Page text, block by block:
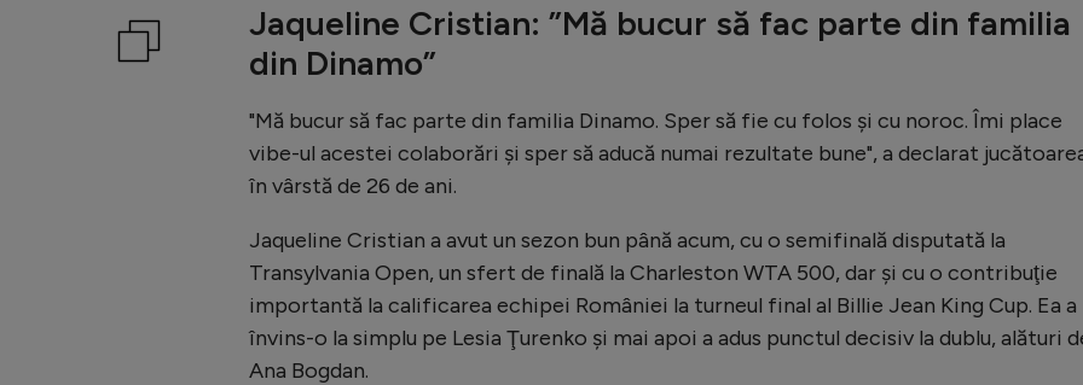
Jaqueline Cristian: ”Mă bucur să fac parte din familia
din Dinamo”
"Mă bucur să fac parte din familia Dinamo. Sper să fie cu folos şi cu noroc. Îmi place
vibe-ul acestei colaborări şi sper să aducă numai rezultate bune", a declarat
în vârstă de 26 de ani.
Jaqueline Cristian a avut un sezon bun până acum, cu o semifinală disputată la
Transylvania Open, un sfert de finală la Charleston WTA 500, dar şi cu o contribuţie
importantă la calificarea echipei României la turneul final al Billie Jean King Cup. Ea a
învins-o la simplu pe Lesia Ţurenko şi mai apoi a adus punctul decisiv la dublu, alături
Ana Bogdan.